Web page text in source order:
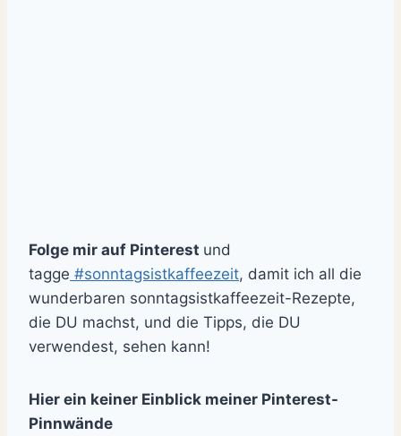
Folge mir auf Pinterest und
tagge #sonntagsistkaffeezeit, damit ich all die
wunderbaren sonntagsistkaffeezeit-Rezepte,
die DU machst, und die Tipps, die DU
verwendest, sehen kann!
Hier ein keiner Einblick meiner Pinterest-
Pinnwände